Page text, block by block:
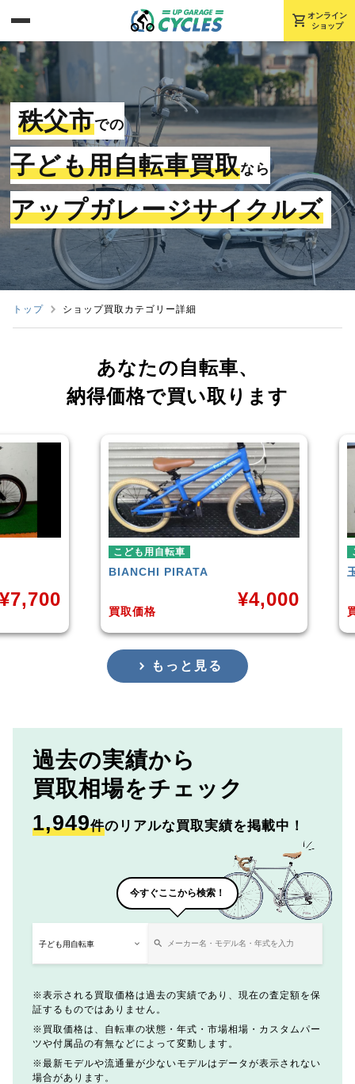
shopping_cart オンライン
ショップ
秩父市での
子ども用自転車買取なら
アップガレージサイクルズ
トップ ショップ買取カテゴリー詳細
あなたの自転車、
納得価格で買い取ります
格
MAHALO
買取価格
もっと見る
過去の実績から
買取相場をチェック
1,949件のリアルな買取実績を掲載中！
今すぐここから検索！
表示される買取価格は過去の実績であり、現在の査定額を保
証するものではありません。
買取価格は、自転車の状態・年式・市場相場・カスタムパー
ツや付属品の有無などによって変動します。
最新モデルや流通量が少ないモデルはデータが表示されない
場合があります。